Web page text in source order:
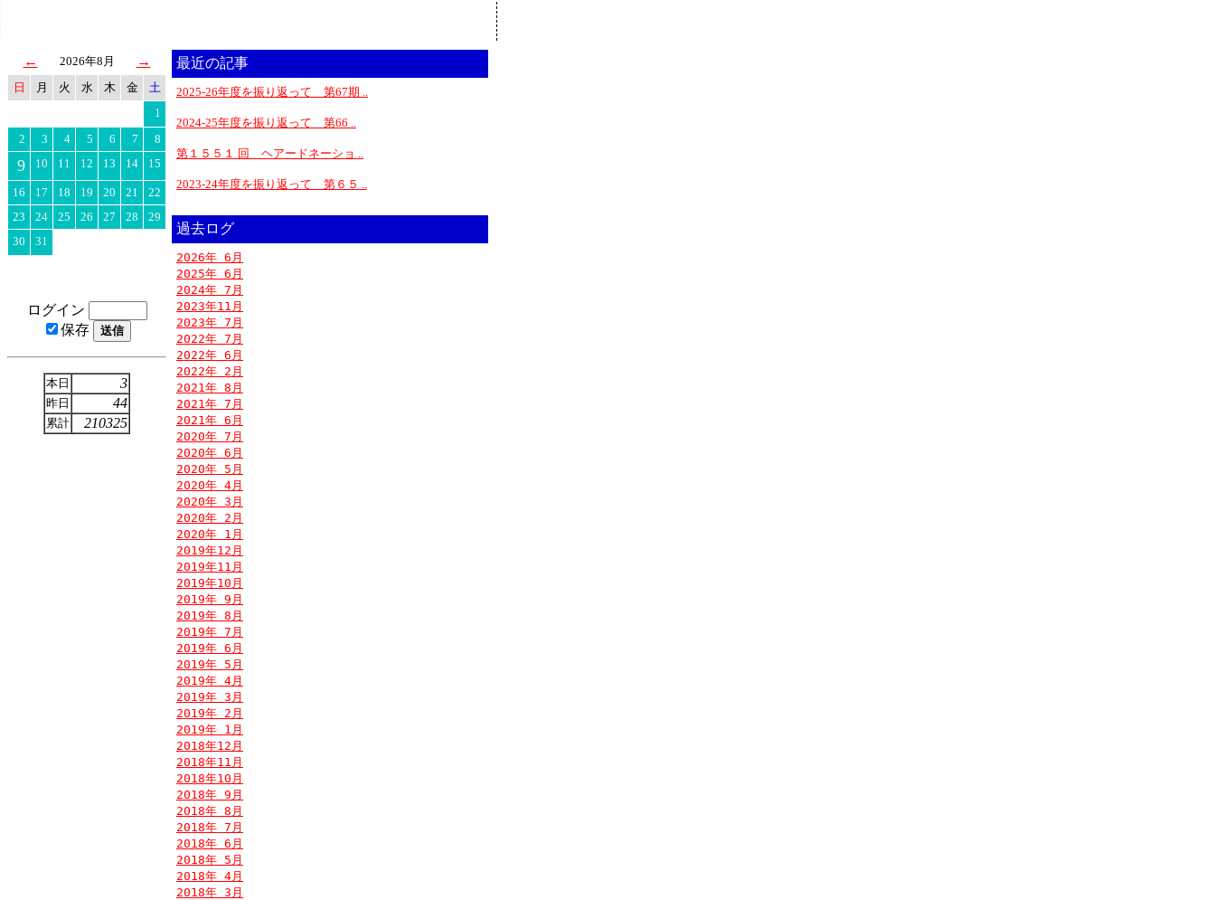
← 2026年8月 →
日 月 火 水 木 金
土
1
2
3 4 5 6 7 8
9 10 11 12 13 14 15
16 17 18 19 20 21
22
23
24 25 26 27 28
29
30
31
ログイン
保存
本日 3
昨日 44
累計 210325
最近の記事
2025-26年度を振り返って 第67期 ..
2024-25年度を振り返って 第66 ..
第１５５１ 回 ヘアードネーショ ..
2023-24年度を振り返って 第６５ ..
過去ログ
2026年 6月
2025年 6月
2024年 7月
2023年11月
2023年 7月
2022年 7月
2022年 6月
2022年 2月
2021年 8月
2021年 7月
2021年 6月
2020年 7月
2020年 6月
2020年 5月
2020年 4月
2020年 3月
2020年 2月
2020年 1月
2019年12月
2019年11月
2019年10月
2019年 9月
2019年 8月
2019年 7月
2019年 6月
2019年 5月
2019年 4月
2019年 3月
2019年 2月
2019年 1月
2018年12月
2018年11月
2018年10月
2018年 9月
2018年 8月
2018年 7月
2018年 6月
2018年 5月
2018年 4月
2018年 3月